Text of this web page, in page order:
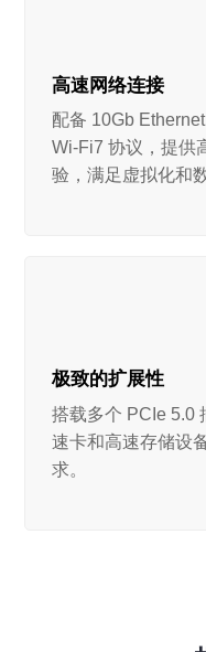
高速网络连接
配备 10Gb
Wi-Fi7 协议，提供
验，满足虚拟化和
极致的扩展性
搭载多个 PCIe 5.0
速卡和高速存储设
求。